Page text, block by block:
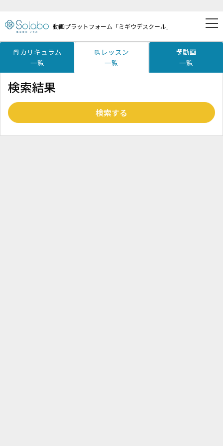
動画プラットフォーム「ミギウデスクール」
📕カリキュラム
一覧
📃レッスン
一覧
🎥動画
一覧
検索結果
検索する